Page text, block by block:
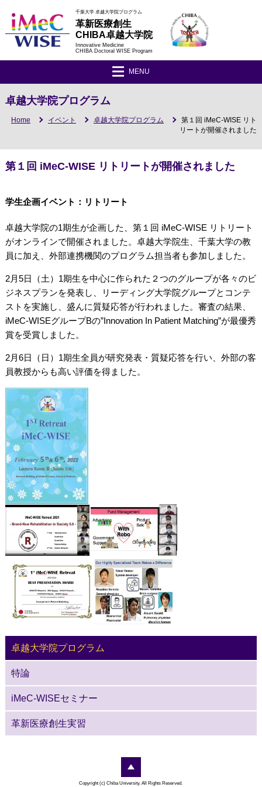
千葉大学 卓越大学院プログラム
革新医療創生
CHIBA卓越大学院
Innovative Medicine
CHIBA Doctoral WISE Program
MENU
卓越大学院プログラム
Home イベント 卓越大学院プログラム
第１回 iMeC-WISE リト
リートが開催されました
第１回 iMeC-WISE リトリートが開催されました
学生企画イベント：リトリート
卓越大学院の1期生が企画した、第１回 iMeC-WISE リトリート
がオンラインで開催されました。卓越大学院生、千葉大学の教
員に加え、外部連携機関のプログラム担当者も参加しました。
2月5日（土）1期生を中心に作られた２つのグループが各々のビ
ジネスプランを発表し、リーディング大学院グループとコンテ
ストを実施し、盛んに質疑応答が行われました。審査の結果、
iMeC-WISEグループBの”Innovation In Patient Matching”が最優秀
賞を受賞しました。
2月6日（日）1期生全員が研究発表・質疑応答を行い、外部の客
員教授からも高い評価を得ました。
卓越大学院プログラム
特論
iMeC-WISEセミナー
革新医療創生実習
Copyright (c) Chiba University. All Rights Reserved.